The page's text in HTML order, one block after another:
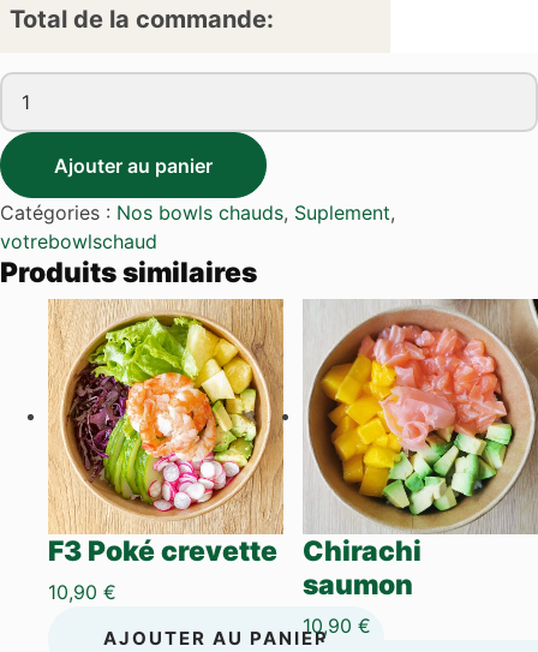
Total de la commande:
quantité
C3
Tofu
végetarien
Ajouter au panier
Catégories : Nos bowls chauds, Suplement,
votrebowlschaud
Produits similaires
F3 Poké crevette
10,90 €
AJOUTER AU PANIER
Chirachi
saumon
10,90€